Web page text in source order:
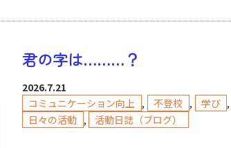
君の字は………？
2026.7.21
コミュニケーション向上 , 不登校 , 学び ,
日々の活動 , 活動日誌（ブログ）